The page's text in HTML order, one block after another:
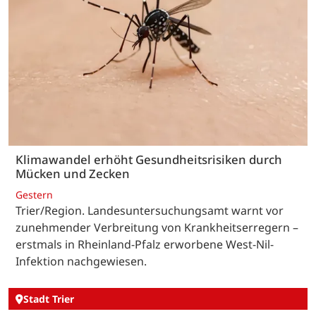
Klimawandel erhöht Gesundheitsrisiken durch
Mücken und Zecken
Gestern
Trier/Region. Landesuntersuchungsamt warnt vor
zunehmender Verbreitung von Krankheitserregern –
erstmals in Rheinland-Pfalz erworbene West-Nil-
Infektion nachgewiesen.
Stadt Trier